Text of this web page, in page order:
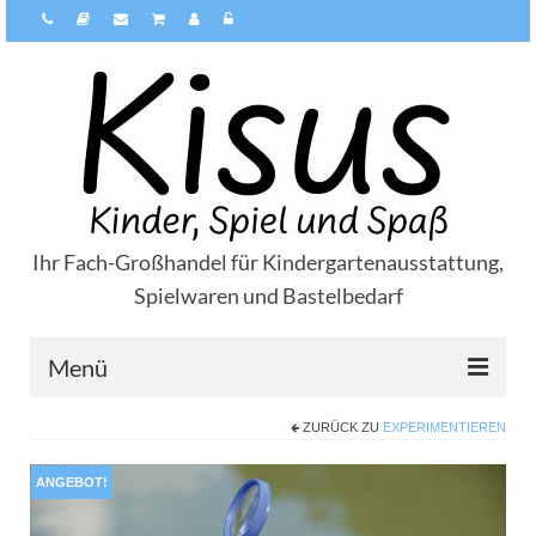
Ihr Fach-Großhandel für Kindergartenausstattung,
Spielwaren und Bastelbedarf
Menü
Zahlungsarten
ZURÜCK ZU EXPERIMENTIEREN
ANGEBOT!